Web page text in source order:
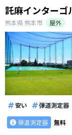
託麻インターゴ
熊本県 熊本市
屋外
安い 弾道測定器
弾道測定器
無料